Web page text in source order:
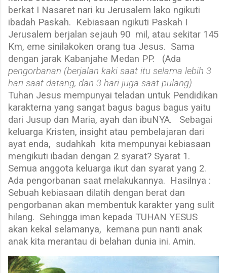
berkat I Nasaret nari ku Jerusalem lako ngikuti
ibadah Paskah. Kebiasaan ngikuti Paskah I
Jerusalem berjalan sejauh 90 mil, atau sekitar 145
Km, eme sinilakoken orang tua Jesus. Sama
dengan jarak Kabanjahe Medan PP.
(Ada
pengorbanan (berjalan kaki saat itu selama lebih 3
hari saat datang, dan 3 hari juga saat pulang) .
Tuhan Jesus mempunyai teladan untuk Pendidikan
karakterna yang sangat bagus bagus bagus yaitu
dari Jusup dan Maria, ayah dan ibuNYA.
Sebagai
keluarga Kristen, insight atau pembelajaran dari
ayat enda, sudahkah kita mempunyai kebiasaan
mengikuti ibadan dengan 2 syarat? Syarat 1.
Semua anggota keluarga ikut dan syarat yang 2.
Ada pengorbanan saat melakukannya. Hasilnya :
Sebuah kebiasaan dilatih dengan berat dan
pengorbanan akan membentuk karakter yang sulit
hilang. Sehingga iman kepada TUHAN YESUS
akan kekal selamanya, kemana pun nanti anak
anak kita merantau di belahan dunia ini. Amin.